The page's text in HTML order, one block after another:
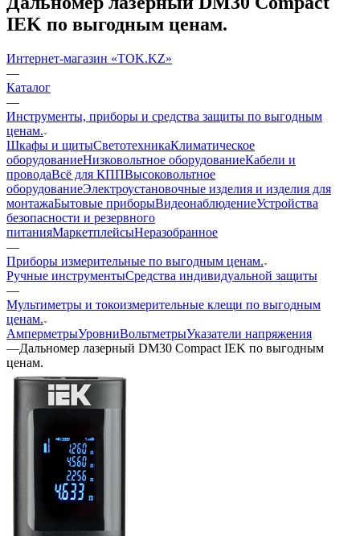
IEK по выгодным ценам.
Интернет-магазин «TOK.KZ»
—
Каталог
—
Инструменты, приборы и средства защиты по выгодным
ценам.
Шкафы и щитыСветотехникаКлиматическое
оборудованиеНизковольтное оборудованиеКабели и
проводаВсё для КППВысоковольтное
оборудованиеЭлектроустановочные изделия и изделия для
монтажаБытовые приборыВидеонаблюдениеУстройства
безопасности и резервного
питанияМаркетплейсыНеразобранное
—
Приборы измерительные по выгодным ценам.
Ручные инструментыСредства индивидуальной защиты
—
Мультиметры и токоизмерительные клещи по выгодным
ценам.
АмперметрыУровниВольтметрыУказатели напряжения
—Дальномер лазерный DM30 Compact IEK по выгодным
ценам.